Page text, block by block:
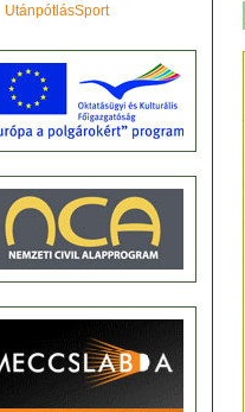
UtánpótlásSport